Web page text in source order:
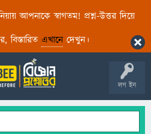
আপনাকে স্বাগতম! প্রশ্ন-উত্তর দিয়ে
বিস্তারিত এখানেদেখুন।
লগ ইন